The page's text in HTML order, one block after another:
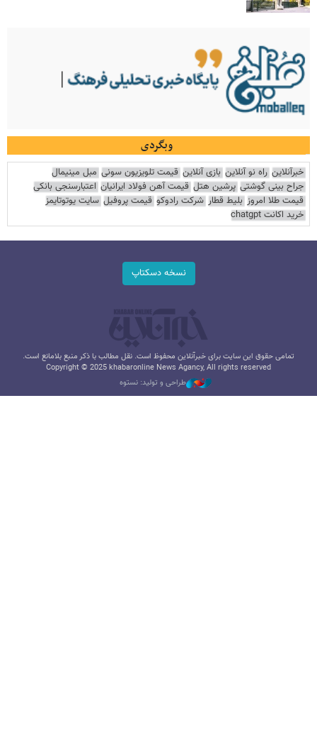
وبگردی
خبرآنلاین راه نو آنلاین بازی آنلاین قیمت تلویزیون سونی مبل مینیمال
جراح بینی گوشتی پرشین هتل قیمت آهن فولاد ایرانیان اعتبارسنجی بانکی
قیمت طلا امروز بلیط قطار شرکت رادوکو قیمت پروفیل سایت یوتوتایمز
خرید اکانت chatgpt
نسخه دسکتاپ
تمامی حقوق این سایت برای خبرآنلاین محفوظ است. نقل مطالب با ذکر منبع بلامانع است.
Copyright © 2025 khabaronline News Agancy, All rights reserved
طراحی و تولید: نستوه